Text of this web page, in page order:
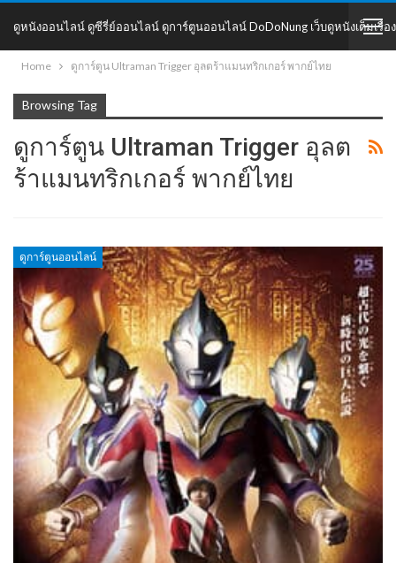
ดูหนังออนไลน์ ดูซีรี่ย์ออนไลน์ ดูการ์ตูนออนไลน์ DoDoNung เว็บดูหนังเต็มเรื่อง
DoDoNung
Home ดูการ์ตูน Ultraman Trigger อุลตร้าแมนทริกเกอร์ พากย์ไทย
Browsing Tag
ดูการ์ตูน Ultraman Trigger อุลต
ร้าแมนทริกเกอร์ พากย์ไทย
ดูการ์ตูนออนไลน์